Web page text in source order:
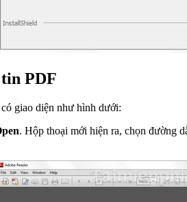
PDF
có giao diện như hình dưới:
. Hộp thoại mới hiện ra, chọn đường